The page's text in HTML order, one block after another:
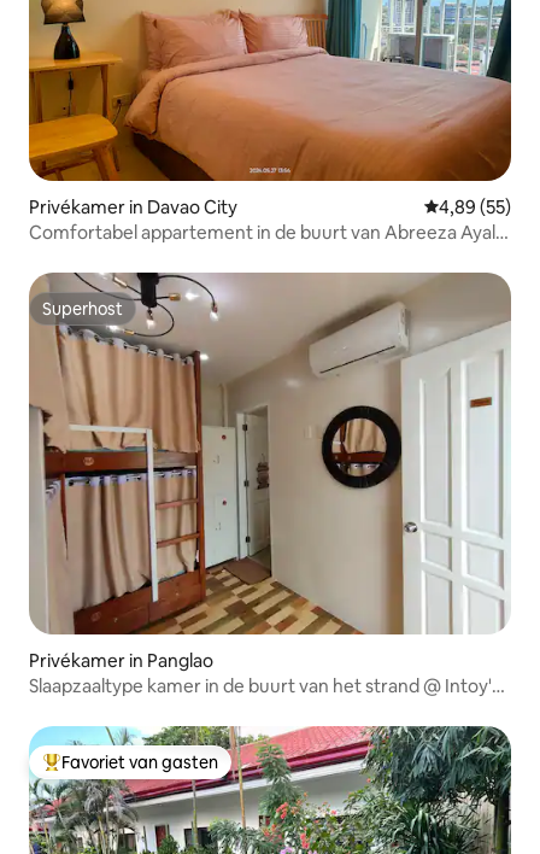
Privékamer in Davao City Gemiddelde
4,89 (55)
Comfortabel appartement in de buurt van Abreeza Ayala
Superhost
Superhost
Privékamer in Panglao
Slaapzaaltype kamer in de buurt van het strand @ Intoy's
Topfavoriet van gasten
Favoriet van gasten